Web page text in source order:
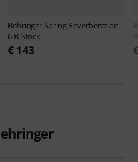
Behringer Spring Reverberation
6 B-Stock
€ 143